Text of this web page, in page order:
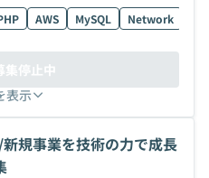
AWS MySQL Network
表示
集停止中
規事業を技術の力で成長